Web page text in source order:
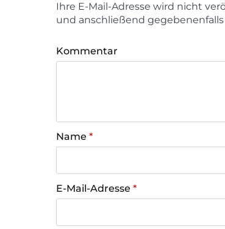
Ihre E-Mail-Adresse wird nicht
und anschließend
Kommentar
Name *
E-Mail-Adresse *